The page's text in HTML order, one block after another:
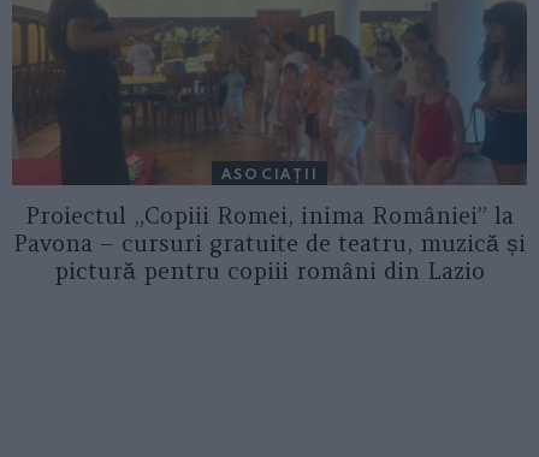
ASOCIAŢII
Proiectul „Copiii Romei, inima României” la
Pavona – cursuri gratuite de teatru, muzică și
pictură pentru copiii români din Lazio